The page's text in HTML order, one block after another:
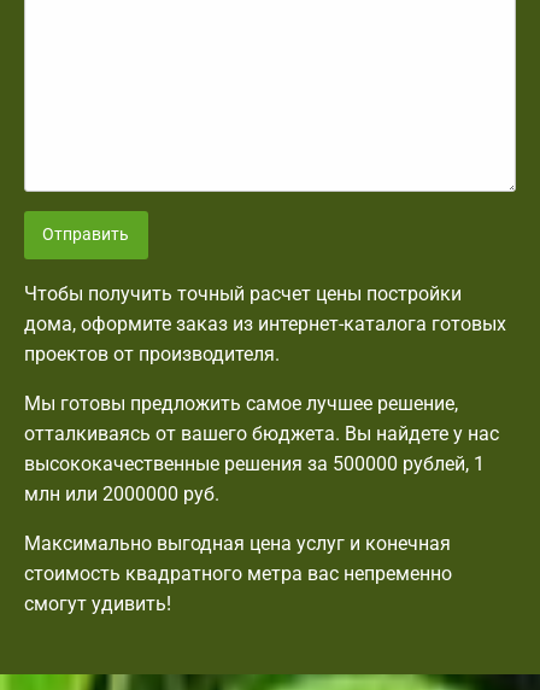
Отправить
Чтобы получить точный расчет цены постройки
дома, оформите заказ из интернет-каталога готовых
проектов от производителя.
Мы готовы предложить самое лучшее решение,
отталкиваясь от вашего бюджета. Вы найдете у нас
высококачественные решения за 500000 рублей, 1
млн или 2000000 руб.
Максимально выгодная цена услуг и конечная
стоимость квадратного метра вас непременно
смогут удивить!